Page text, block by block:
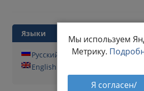
Языки
Русский
English
Мы используем
Метрику.
Я согласен/